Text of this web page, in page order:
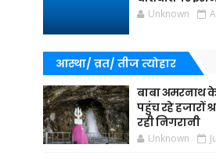
Unknown
आस्था/ व्रत/ तीज त्‍योहार
बाबा अमरनाथ
पहुंच रहे हजारों
रही निगरानी
Unknown